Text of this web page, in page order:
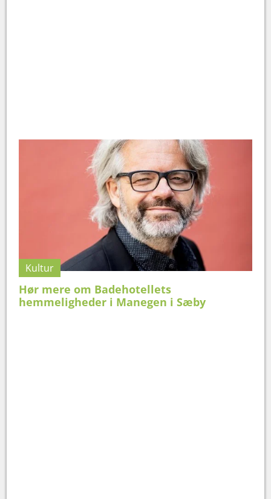
Kultur
Hør mere om Badehotellets
hemmeligheder i Manegen i Sæby